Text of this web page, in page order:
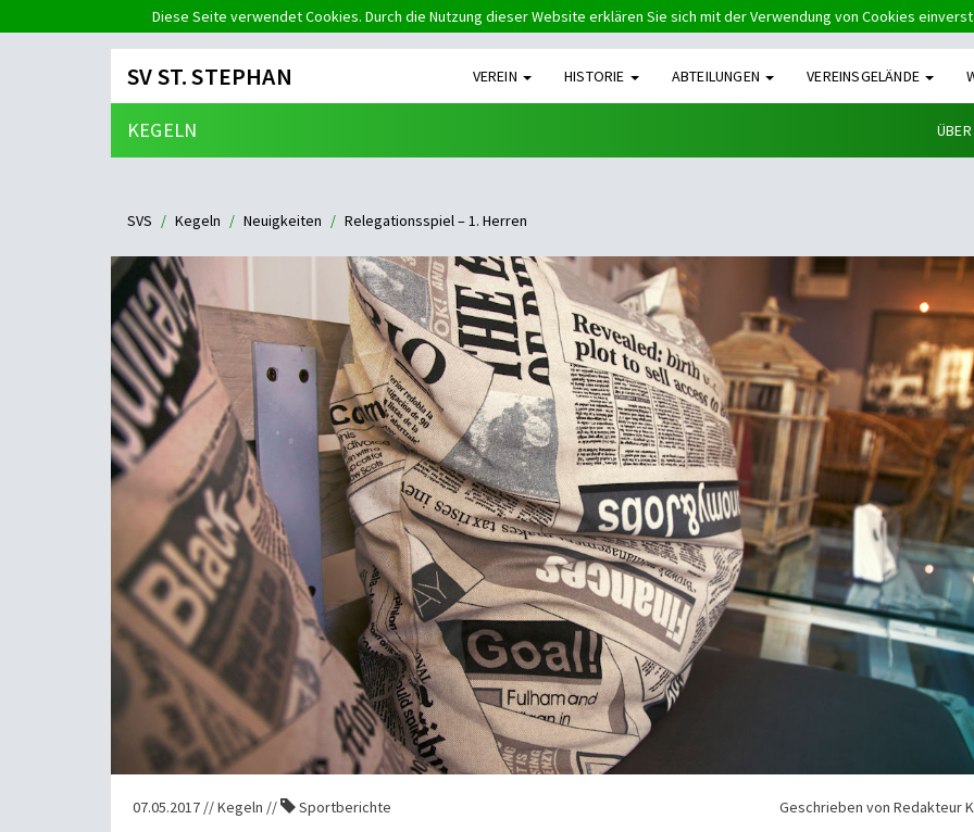
Diese Seite verwendet Cookies. Durch die Nutzung dieser Website erklären Sie sich mit der Verwendung von Cookies
SV ST. STEPHAN VEREIN HISTORIE ABTEILUNGEN VEREINSGELÄNDE
KEGELN
SVS Kegeln Neuigkeiten Relegationsspiel – 1. Herren
07.05.2017 // Kegeln // Sportberichte Geschrieben von Redakteur